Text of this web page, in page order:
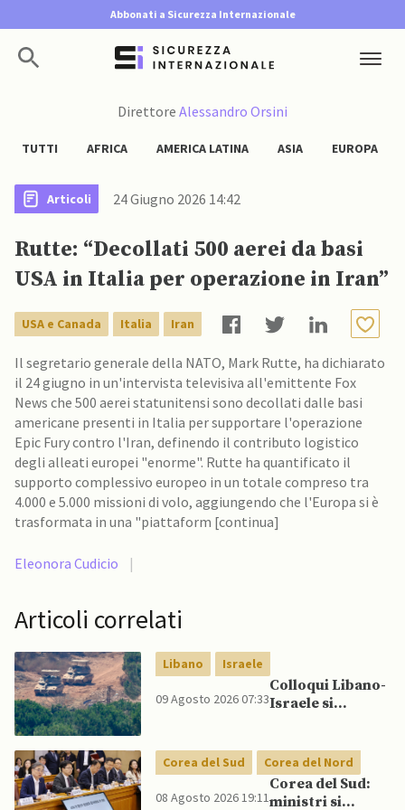
Abbonati a Sicurezza Internazionale
Direttore Alessandro Orsini
TUTTI AFRICA AMERICA LATINA ASIA EUROPA
Articoli 24 Giugno 2026 14:42
Rutte: “Decollati 500 aerei da basi
USA in Italia per operazione in Iran”
USA e Canada Italia Iran
Il segretario generale della NATO, Mark Rutte, ha dichiarato
il 24 giugno in un'intervista televisiva all'emittente Fox
News che 500 aerei statunitensi sono decollati dalle basi
americane presenti in Italia per supportare l'operazione
Epic Fury contro l'Iran, definendo il contributo logistico
degli alleati europei "enorme". Rutte ha quantificato il
supporto complessivo europeo in un totale compreso tra
4.000 e 5.000 missioni di volo, aggiungendo che l'Europa si è
trasformata in una "piattaform [continua]
Eleonora Cudicio |
Articoli correlati
Libano Israele
09 Agosto 2026 07:33
Colloqui Libano-
Israele si
dopo raid
israeliani nel Sud
Corea del Sud Corea del Nord
08 Agosto 2026 19:11
Corea del Sud:
ministri si